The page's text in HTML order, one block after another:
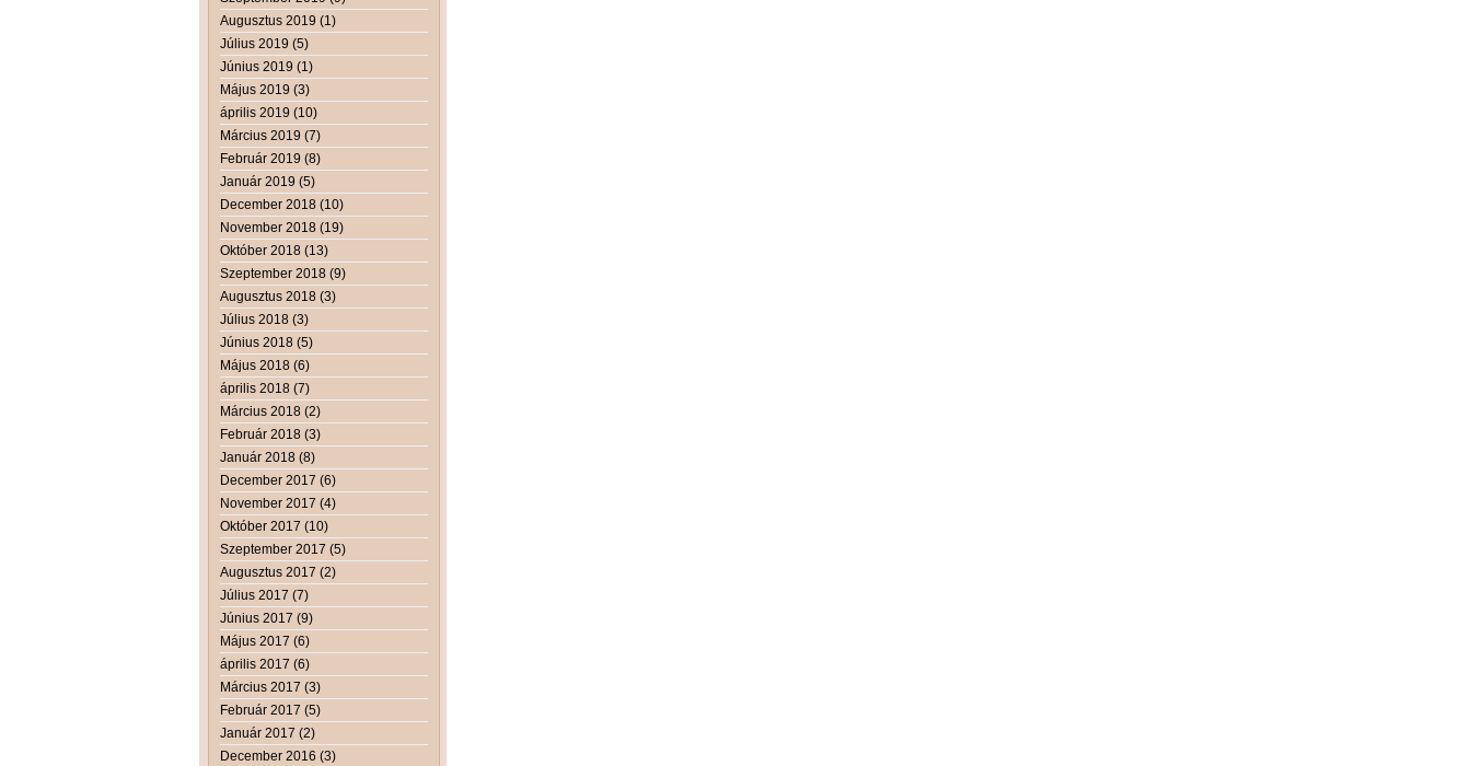
Augusztus 2019 (1)
Július 2019 (5)
Június 2019 (1)
Május 2019 (3)
április 2019 (10)
Március 2019 (7)
Február 2019 (8)
Január 2019 (5)
December 2018 (10)
November 2018 (19)
Október 2018 (13)
Szeptember 2018 (9)
Augusztus 2018 (3)
Július 2018 (3)
Június 2018 (5)
Május 2018 (6)
április 2018 (7)
Március 2018 (2)
Február 2018 (3)
Január 2018 (8)
December 2017 (6)
November 2017 (4)
Október 2017 (10)
Szeptember 2017 (5)
Augusztus 2017 (2)
Július 2017 (7)
Június 2017 (9)
Május 2017 (6)
április 2017 (6)
Március 2017 (3)
Február 2017 (5)
Január 2017 (2)
December 2016 (3)